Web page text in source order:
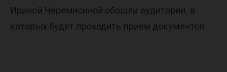
Ириной Черемисиной обошли аудитории, в
которых будет проходить прием документов.